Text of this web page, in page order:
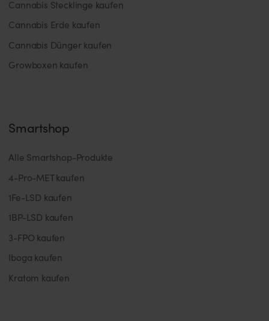
Cannabis Stecklinge kaufen
Cannabis Erde kaufen
Cannabis Dünger kaufen
Growboxen kaufen
Smartshop
Alle Smartshop-Produkte
4-Pro-MET kaufen
1Fe-LSD kaufen
1BP-LSD kaufen
3-FPO kaufen
Iboga kaufen
Kratom kaufen